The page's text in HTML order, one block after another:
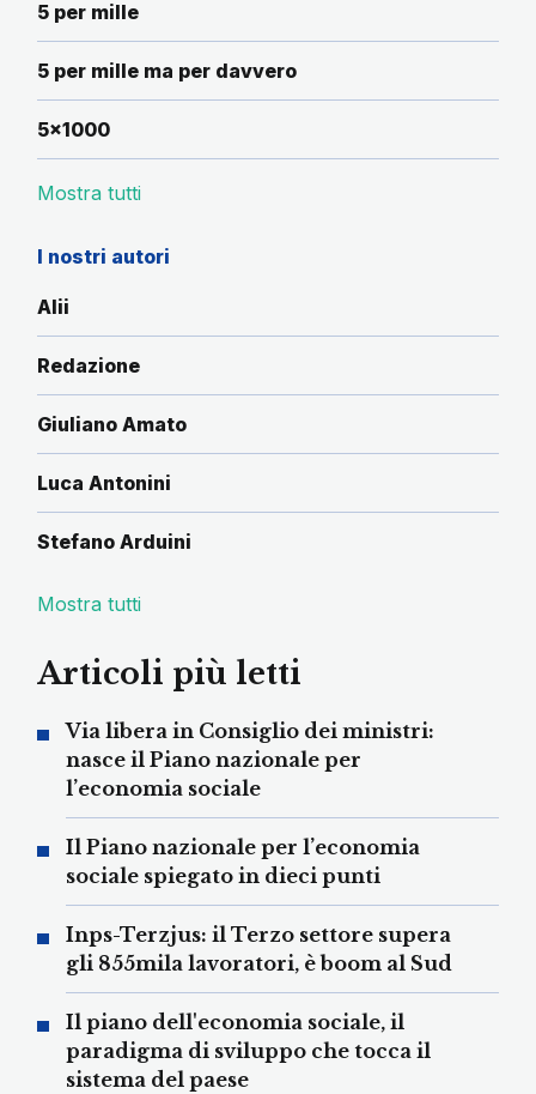
5 per mille
5 per mille ma per davvero
5x1000
Mostra tutti
I nostri autori
Alii
Redazione
Giuliano Amato
Luca Antonini
Stefano Arduini
Mostra tutti
Articoli più letti
Via libera in Consiglio dei ministri:
nasce il Piano nazionale per
l’economia sociale
Il Piano nazionale per l’economia
sociale spiegato in dieci punti
Inps-Terzjus: il Terzo settore supera
gli 855mila lavoratori, è boom al Sud
Il piano dell'economia sociale, il
paradigma di sviluppo che tocca il
sistema del paese